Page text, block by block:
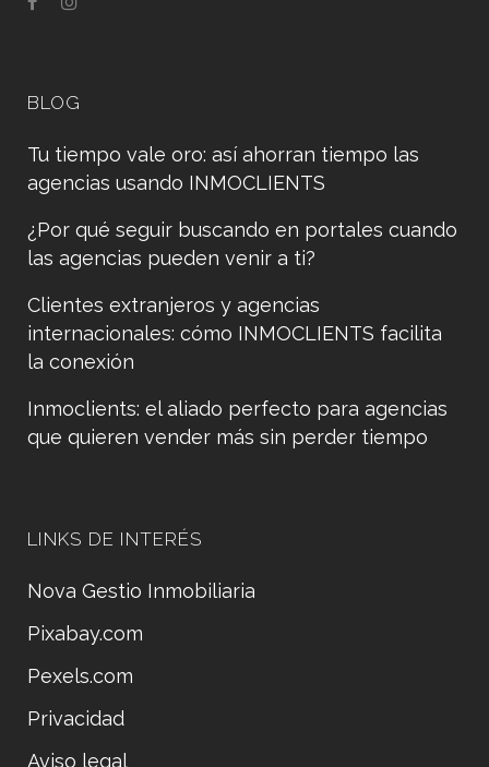
BLOG
Tu tiempo vale oro: así ahorran tiempo las
agencias usando INMOCLIENTS
¿Por qué seguir buscando en portales cuando
las agencias pueden venir a ti?
Clientes extranjeros y agencias
internacionales: cómo INMOCLIENTS facilita
la conexión
Inmoclients: el aliado perfecto para agencias
que quieren vender más sin perder tiempo
LINKS DE INTERÉS
Nova Gestio Inmobiliaria
Pixabay.com
Pexels.com
Privacidad
Aviso legal